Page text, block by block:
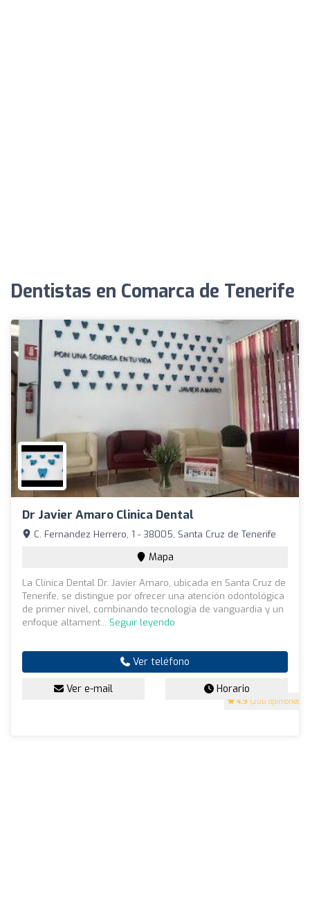
Dentistas en Comarca de Tenerife
Dr Javier Amaro Clinica Dental
4.9 (200 opiniones)
C. Fernandez Herrero, 1 - 38005, Santa Cruz de Tenerife
Mapa
La Clínica Dental Dr. Javier Amaro, ubicada en Santa Cruz de
Tenerife, se distingue por ofrecer una atención odontológica
de primer nivel, combinando tecnología de vanguardia y un
enfoque altament... Seguir leyendo
Ver teléfono
Ver e-mail Horario